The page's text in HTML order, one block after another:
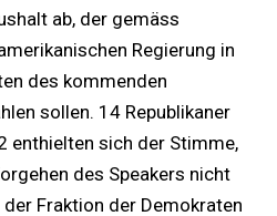
ab, der gemäss
Regierung in
des kommenden
sollen. 14 Republikaner
enthielten sich der Stimme,
des Speakers nicht
Fraktion der Demokraten